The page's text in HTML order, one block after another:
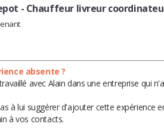
- Chauffeur livreur
absente ?
avec Alain dans une entreprise qui
à lui suggérer d'ajouter cette expérience
à vos contacts.